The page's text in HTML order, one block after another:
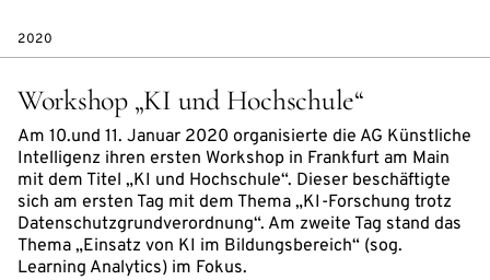
2020
Workshop „KI und Hochschule“
Am 10.und 11. Januar 2020 organisierte die AG Künstliche
Intelligenz ihren ersten Workshop in Frankfurt am Main
mit dem Titel „KI und Hochschule“. Dieser beschäftigte
sich am ersten Tag mit dem Thema „KI-Forschung trotz
Datenschutzgrundverordnung“. Am zweite Tag stand das
Thema „Einsatz von KI im Bildungsbereich“ (sog.
Learning Analytics) im Fokus.